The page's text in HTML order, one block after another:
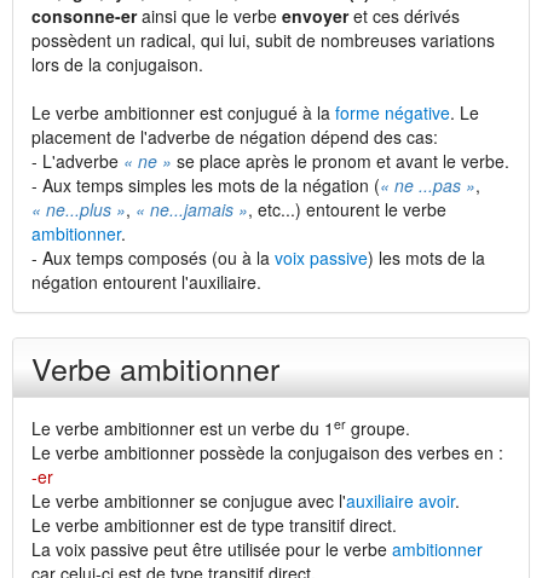
consonne-erainsi que le verbe envoyeret ces dérivés
possèdent un radical, qui lui, subit de nombreuses variations
lors de la conjugaison.
Le verbe ambitionner est conjugué à la forme négative. Le
placement de l'adverbe de négation dépend des cas:
- L'adverbe « ne » se place après le pronom et avant le verbe.
- Aux temps simples les mots de la négation (« ne ...pas »,
« ne...plus », « ne...jamais », etc...) entourent le verbe
ambitionner.
- Aux temps composés (ou à la voix passive) les mots de la
négation entourent l'auxiliaire.
Verbe ambitionner
Le verbe ambitionner est un verbe du 1 er groupe.
Le verbe ambitionner possède la conjugaison des verbes en :
-er
Le verbe ambitionner se conjugue avec l'auxiliaire avoir.
Le verbe ambitionner est de type transitif direct.
La voix passive peut être utilisée pour le verbe ambitionner
car celui-ci est de type transitif direct.